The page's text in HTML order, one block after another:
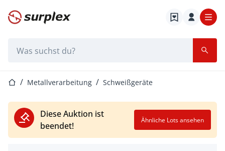
Startseite
StartseiteMetallverarbeitung Schweißgeräte
Diese Auktion ist
beendet!
Ähnliche Lots ansehen